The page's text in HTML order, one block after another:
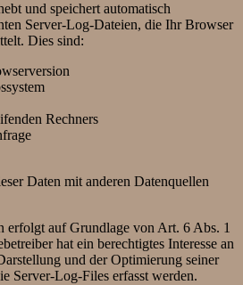
und speichert automatisch
Server-Log-Dateien, die Ihr Browser
Dies sind:
Rechners
Daten mit anderen Datenquellen
erfolgt auf Grundlage von Art. 6 Abs. 1
hat ein berechtigtes Interesse an
und der Optimierung seiner
Server-Log-Files erfasst werden.